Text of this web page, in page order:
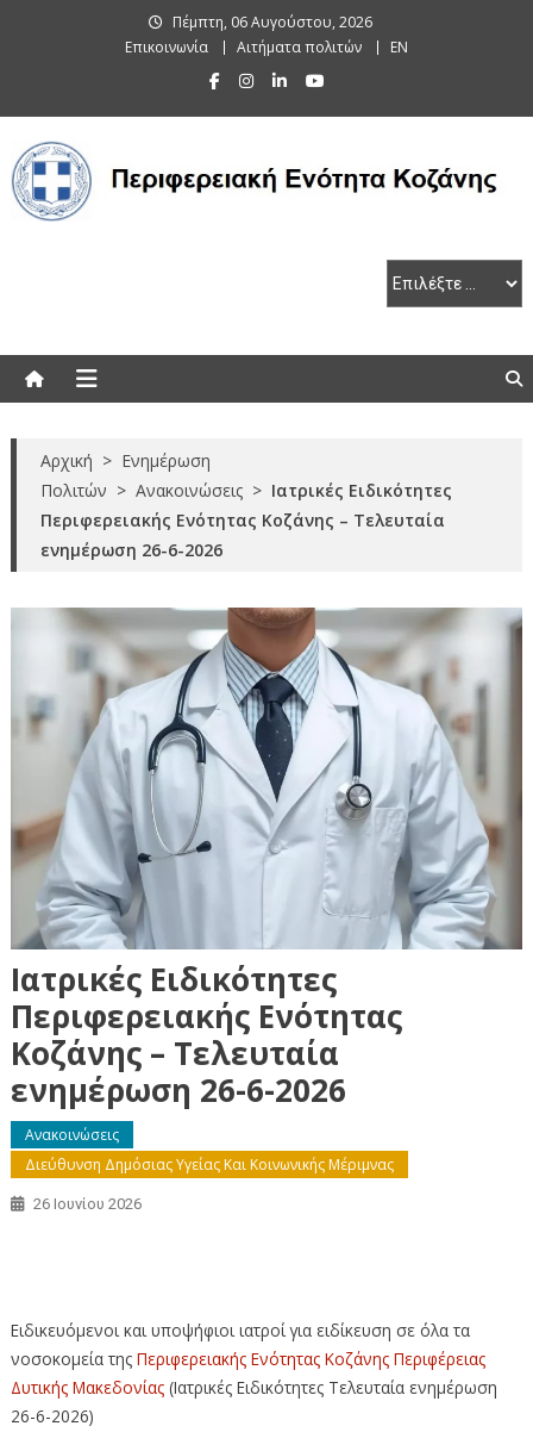
Πέμπτη, 06 Αυγούστου, 2026
Επικοινωνία
Αιτήματα πολιτών EN
Αρχική > Ενημέρωση
Πολιτών > Ανακοινώσεις > Ιατρικές Ειδικότητες
Περιφερειακής Ενότητας Κοζάνης – Τελευταία
ενημέρωση 26-6-2026
Ιατρικές Ειδικότητες
Περιφερειακής Ενότητας
Κοζάνης – Τελευταία
ενημέρωση 26-6-2026
Ανακοινώσεις
Διεύθυνση Δημόσιας Υγείας Και Κοινωνικής Μέριμνας
26 Ιουνίου 2026
Ειδικευόμενοι και υποψήφιοι ιατροί για ειδίκευση σε όλα τα
νοσοκομεία της Περιφερειακής Ενότητας Κοζάνης Περιφέρειας
Δυτικής Μακεδονίας(Ιατρικές Ειδικότητες Τελευταία ενημέρωση
26-6-2026)